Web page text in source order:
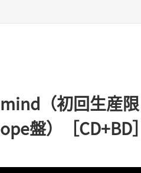
（初回生産限
盤）［CD+BD］